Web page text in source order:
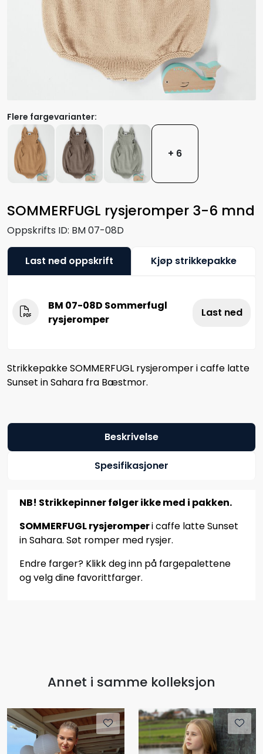
SOMMERFUGL rysjeromper 3-6 mnd
Oppskrifts ID: BM 07-08D
Flere fargevarianter:
+ 6
Last ned oppskrift Kjøp strikkepakke
BM 07-08D Sommerfugl
rysjeromper
Last ned
Strikkepakke SOMMERFUGL rysjeromper i caffe latte
Sunset in Sahara fra Bæstmor.
Beskrivelse
Spesifikasjoner
NB! Strikkepinner følger ikke med i pakken.
SOMMERFUGL rysjeromperi caffe latte Sunset
in Sahara. Søt romper med rysjer.
Endre farger? Klikk deg inn på fargepalettene
og velg dine favorittfarger.
Annet i samme kolleksjon